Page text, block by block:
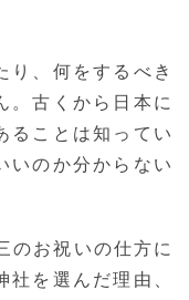
り、何をするべき
。古くから日本に
ることは知ってい
いのか分からない
のお祝いの仕方に
を選んだ理由、